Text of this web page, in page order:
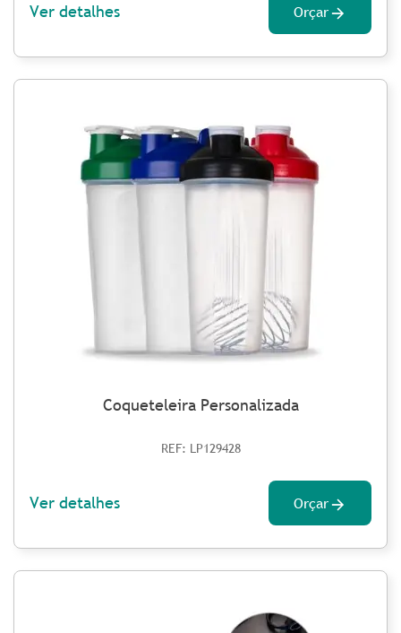
Ver detalhes Orçar
Coqueteleira Personalizada
REF: LP129428
Ver detalhes Orçar